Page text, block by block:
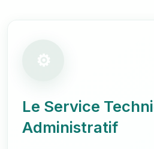
Le Service
Administratif